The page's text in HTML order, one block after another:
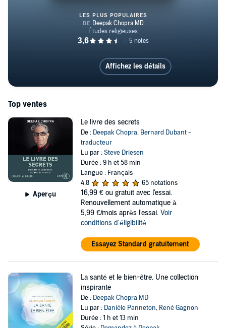
La santé et le bien-être. Une
LES PLUS POPULAIRES
Affichez les détails
Top ventes
Aperçu
Le livre des secrets
De : Deepak Chopra, Bernard Dubant -
traducteur
Lu par :Steve Driesen
Durée : 9 h et 58 min
Langue : Français
4,8
65 notations
16,99 € ou gratuit avec l'essai.
Renouvellement automatique à
5,99 €/mois après l'essai. Voir
conditions d'éligibilité
Essayez Standard gratuitement
La santé et le bien-être. Une collection
inspirante
De : Deepak Chopra MD
Lu par : Danièle Panneton, René Gagnon
Durée : 1 h et 13 min